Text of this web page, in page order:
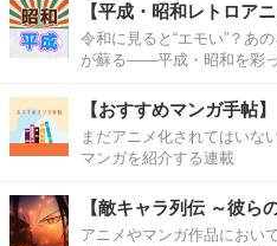
【平成・昭和レトロア
令和に見ると“エモい”？あ
が蘇る――平成・昭和を彩っ
【おすすめマンガ手帖】
まだアニメ化されてはいな
マンガを紹介する連載
【敵キャラ列伝 ～彼ら
アニメやマンガ作品におい